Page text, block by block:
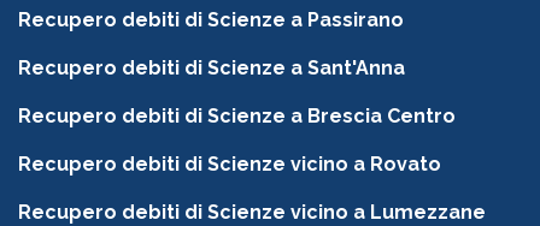
Recupero debiti di Scienze a Passirano
Recupero debiti di Scienze a Sant'Anna
Recupero debiti di Scienze a Brescia Centro
Recupero debiti di Scienze vicino a Rovato
Recupero debiti di Scienze vicino a Lumezzane